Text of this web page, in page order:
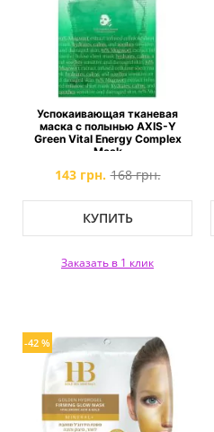
Успокаивающая тканевая
маска с полынью AXIS-Y
Green Vital Energy Complex
Mask
143 грн. 168 грн.
КУПИТЬ
Заказать в 1 клик
-42 %